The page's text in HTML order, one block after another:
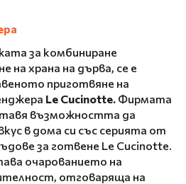
за комбиниране
на храна на дърва, се е
приготвяне на
Le Cucinotte. Фирмата
възможността да
в дома си със серията от
за готвене Le Cucinotte.
очарованието на
отговаряща на